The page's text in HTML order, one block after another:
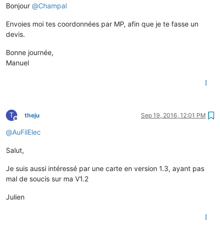
Bonjour @Champal
Envoies moi tes coordonnées par MP, afin que je te fasse un
devis.
Bonne journée,
Manuel
T
Offline
theju Sep 19, 2016, 12:01 PM
@AuFilElec
Salut,
Je suis aussi intéressé par une carte en version 1.3, ayant pas
mal de soucis sur ma V1.2
Julien